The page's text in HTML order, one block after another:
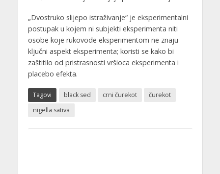
„Dvostruko slijepo istraživanje“ je eksperimentalni
postupak u kojem ni subjekti eksperimenta niti
osobe koje rukovode eksperimentom ne znaju
ključni aspekt eksperimenta; koristi se kako bi
zaštitilo od pristrasnosti vršioca eksperimenta i
placebo efekta.
Tagovi black sed crni čurekot
čurekot
nigella sativa